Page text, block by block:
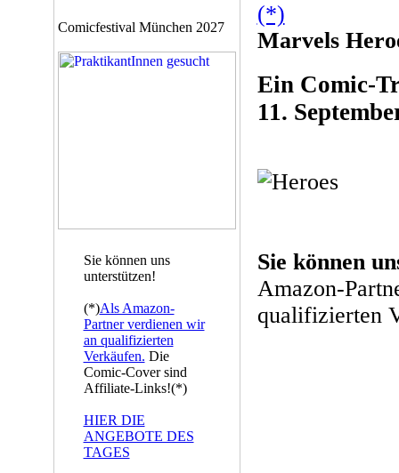
Comicfestival München 2027
Sie können uns
unterstützen!
(*)Als Amazon-
Partner verdienen wir
an qualifizierten
Verkäufen. Die
Comic-Cover sind
Affiliate-Links!(*)
HIER DIE
ANGEBOTE DES
TAGES
(*)
Marvels
Ein Comic-
11.
Sie können
Amazon-
qualifizierten